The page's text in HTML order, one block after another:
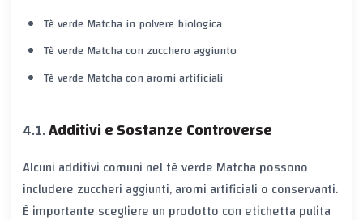
Tè verde Matcha in polvere biologica
Tè verde Matcha con zucchero aggiunto
Tè verde Matcha con aromi artificiali
Additivi e Sostanze Controverse
Alcuni additivi comuni nel tè verde Matcha possono
includere zuccheri aggiunti, aromi artificiali o conservanti.
È importante scegliere un prodotto con etichetta pulita